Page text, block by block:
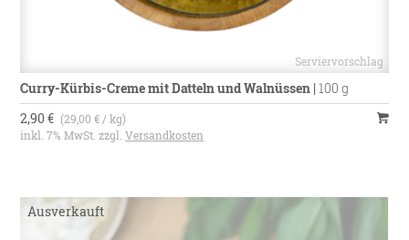
Curry-Kürbis-Creme mit Datteln und Walnüssen |100 g
2,90 € (29,00 € / kg)
inkl. 7% MwSt. zzgl.Versandkosten